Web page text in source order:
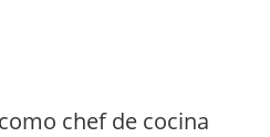
chef de cocina